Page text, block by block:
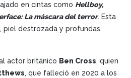
en cintas como Hellboy,
La máscara del terror. Esta
piel destrozada y profundas
actor británico Ben Cross, quien
, que falleció en 2020 a los